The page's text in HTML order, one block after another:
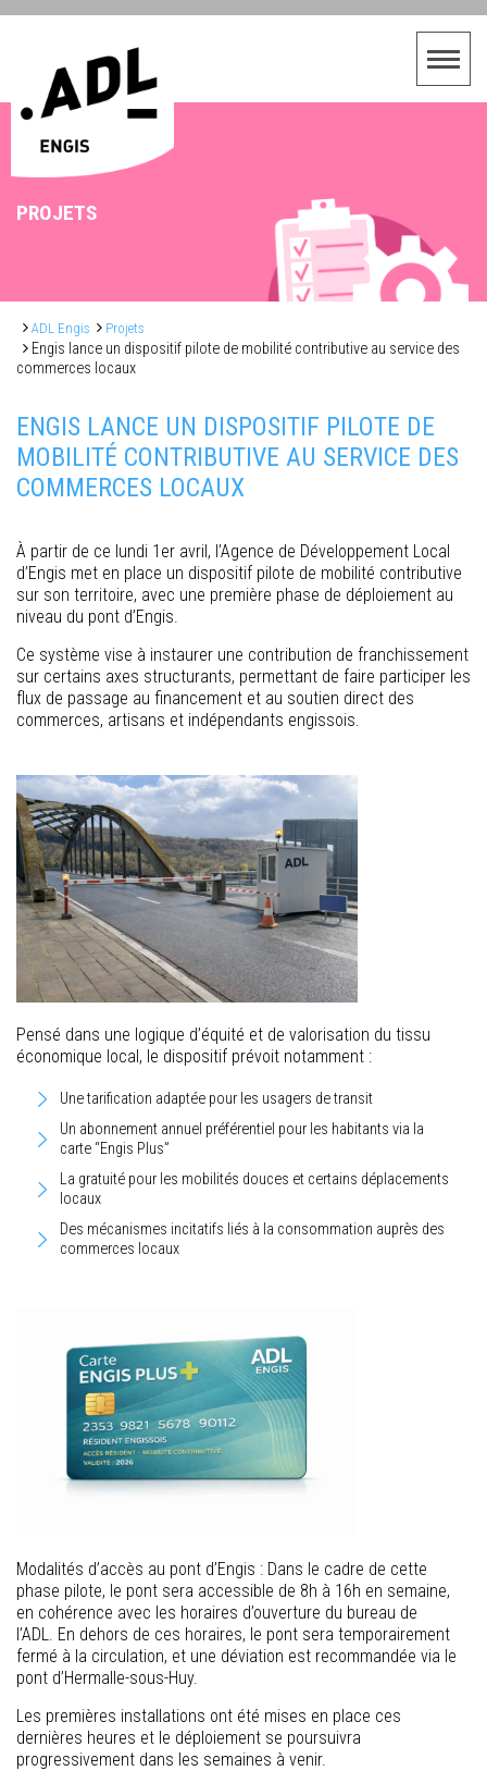
PROJETS
ADL Engis Projets
Engis lance un dispositif pilote de mobilité contributive au service des
commerces locaux
ENGIS LANCE UN DISPOSITIF PILOTE DE
MOBILITÉ CONTRIBUTIVE AU SERVICE DES
COMMERCES LOCAUX
À partir de ce lundi 1er avril, l’Agence de Développement Local
d’Engis met en place un dispositif pilote de mobilité contributive
sur son territoire, avec une première phase de déploiement au
niveau du pont d’Engis.
Ce système vise à instaurer une contribution de franchissement
sur certains axes structurants, permettant de faire participer les
flux de passage au financement et au soutien direct des
commerces, artisans et indépendants engissois.
Pensé dans une logique d’équité et de valorisation du tissu
économique local, le dispositif prévoit notamment :
Une tarification adaptée pour les usagers de transit
Un abonnement annuel préférentiel pour les habitants via la
carte “Engis Plus”
La gratuité pour les mobilités douces et certains déplacements
locaux
Des mécanismes incitatifs liés à la consommation auprès des
commerces locaux
Modalités d’accès au pont d’Engis : Dans le cadre de cette
phase pilote, le pont sera accessible de 8h à 16h en semaine,
en cohérence avec les horaires d’ouverture du bureau de
l’ADL. En dehors de ces horaires, le pont sera temporairement
fermé à la circulation, et une déviation est recommandée via le
pont d’Hermalle-sous-Huy.
Les premières installations ont été mises en place ces
dernières heures et le déploiement se poursuivra
progressivement dans les semaines à venir.